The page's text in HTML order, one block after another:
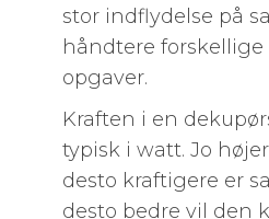
stor indflydelse på
håndtere
opgaver.
Kraften i en
typisk i watt. Jo
desto kraftigere er
desto bedre vil den